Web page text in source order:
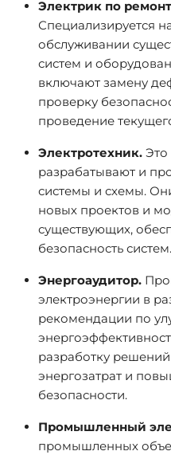
Электрик по
Специализируется
обслуживании
систем и
включают замену
проверку
проведение
Электротехник. Это
разрабатывают и
системы и схемы.
новых проектов и
существующих,
безопасность систем.
Энергоаудитор.
электроэнергии в
рекомендации по
разработку
энергозатрат и
безопасности.
Промышленный
промышленных